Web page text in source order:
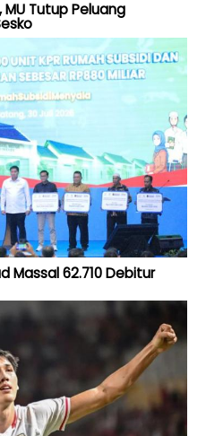
Tutup Peluang
Massal 62.710 Debitur